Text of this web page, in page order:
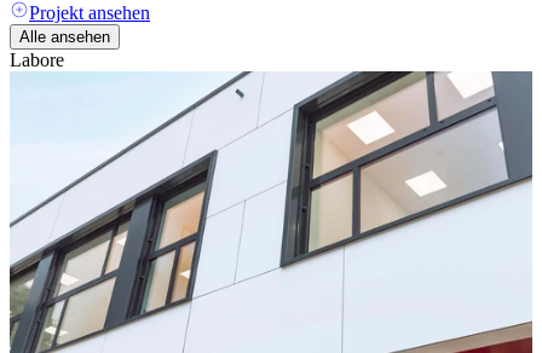
Projekt ansehen
Alle ansehen
Labore